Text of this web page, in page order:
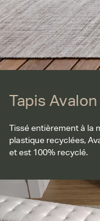
Tapis Avalon
Tissé entièrement à la
plastique recyclées,
et est 100% recyclé.